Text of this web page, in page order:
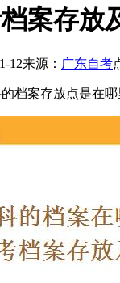
案存放
12来源： 广东自考
档案存放点是在哪